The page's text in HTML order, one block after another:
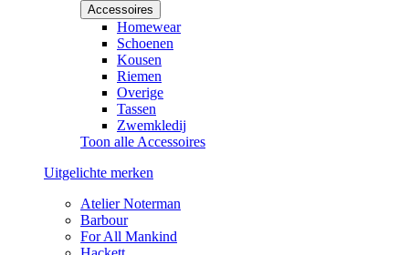
Accessoires
Homewear
Schoenen
Kousen
Riemen
Overige
Tassen
Zwemkledij
Toon alle Accessoires
Uitgelichte merken
Atelier Noterman
Barbour
For All Mankind